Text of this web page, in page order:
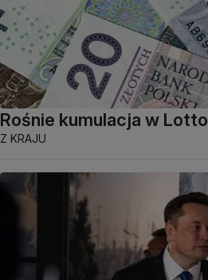
Rośnie kumulacja w Lotto
Z KRAJU